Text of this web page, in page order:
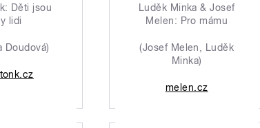
Děti jsou
lidi
Doudová)
Luděk Minka & Josef
Melen: Pro mámu
(Josef Melen, Luděk
Minka)
melen.cz